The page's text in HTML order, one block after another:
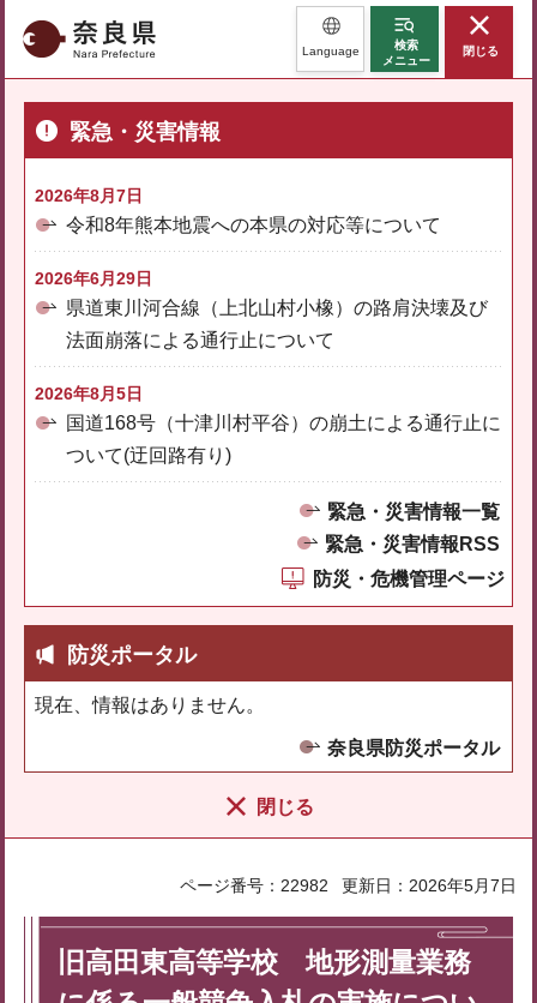
奈良県 Language
検索
メニュー
閉じる
緊急・災害情報
2026年8月7日
令和8年熊本地震への本県の対応等について
2026年6月29日
県道東川河合線（上北山村小橡）の路肩決壊及び
法面崩落による通行止について
2026年8月5日
国道168号（十津川村平谷）の崩土による通行止に
ついて(迂回路有り)
緊急・災害情報一覧
緊急・災害情報RSS
防災・危機管理ページ
防災ポータル
現在、情報はありません。
奈良県防災ポータル
閉じる
ページ番号：22982 更新日：2026年5月7日
旧高田東高等学校 地形測量業務